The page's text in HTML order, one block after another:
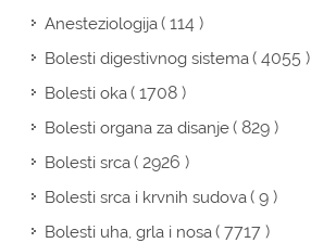
Anesteziologija( 114 )
Bolesti digestivnog sistema( 4055 )
Bolesti oka( 1708 )
Bolesti organa za disanje( 829 )
Bolesti srca( 2926 )
Bolesti srca i krvnih sudova( 9 )
Bolesti uha, grla i nosa( 7717 )